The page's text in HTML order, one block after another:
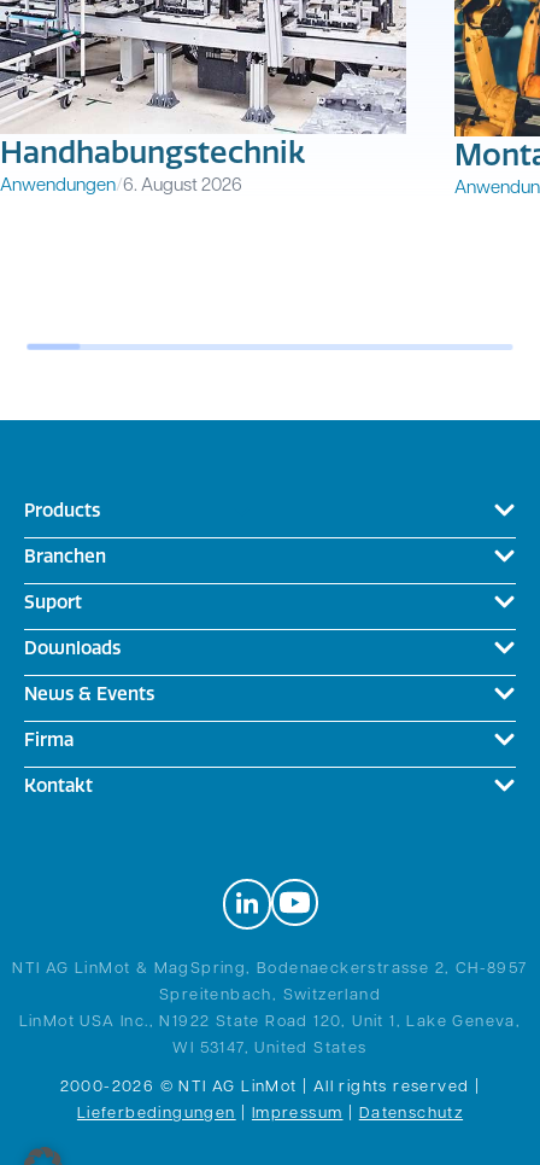
Handhabungstechnik
Anwendungen/6. August 2026
Products
Branchen
Suport
Downloads
News & Events
Firma
Kontakt
NTI AG LinMot & MagSpring, Bodenaeckerstrasse 2, CH-8957
Spreitenbach, Switzerland
LinMot USA Inc., N1922 State Road 120, Unit 1, Lake Geneva,
WI 53147, United States
2000-2026 © NTI AG LinMot | All rights reserved |
Lieferbedingungen | Impressum | Datenschutz